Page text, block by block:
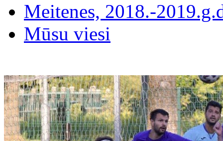
Meitenes, 2018.-
Mūsu viesi